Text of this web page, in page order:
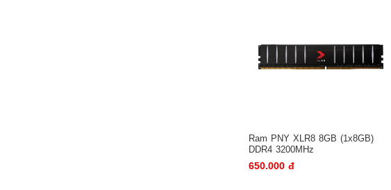
Ram PNY XLR8 8GB (1x8GB)
DDR4 3200MHz
(MD8GD4320016LP)
650.000 đ